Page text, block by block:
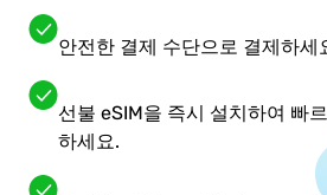
안전한 결제 수단으로 결제하세
선불 eSIM을 즉시 설치하여 빠
하세요.